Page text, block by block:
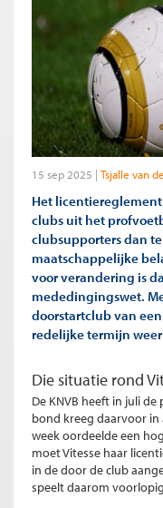
15 sep 2025 Tsjalle van
Het
clubs uit het
clubsupporters dan
maatschappelijke
voor verandering is
mededingingswet.
doorstartclub van
redelijke termijn
Die situatie rond
De KNVB heeft in juli
bond kreeg daarvoor in
week oordeelde een
moet Vitesse haar
in de door de club
speelt daarom